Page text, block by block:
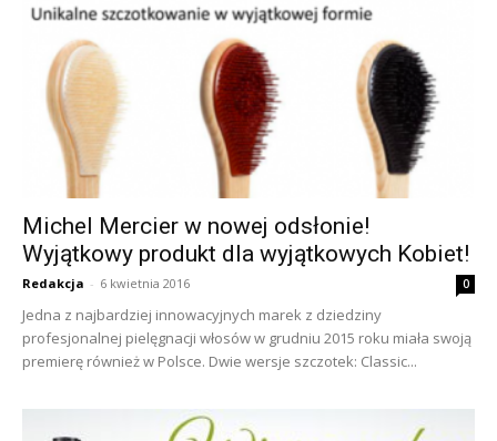
Michel Mercier w nowej odsłonie!
Wyjątkowy produkt dla wyjątkowych Kobiet!
Redakcja - 6 kwietnia 2016 0
Jedna z najbardziej innowacyjnych marek z dziedziny
profesjonalnej pielęgnacji włosów w grudniu 2015 roku miała swoją
premierę również w Polsce. Dwie wersje szczotek: Classic...